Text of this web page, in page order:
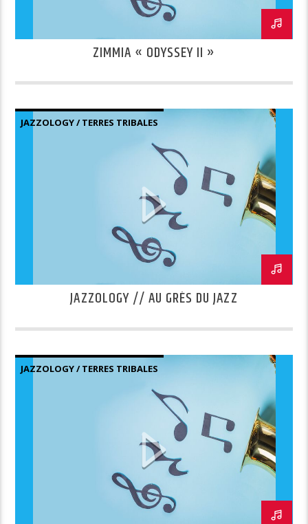
ZIMMIA « ODYSSEY II »
JAZZOLOGY / TERRES TRIBALES
JAZZOLOGY // AU GRÈS DU JAZZ
JAZZOLOGY / TERRES TRIBALES